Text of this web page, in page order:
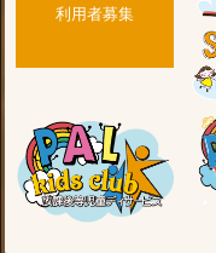
利用者募集